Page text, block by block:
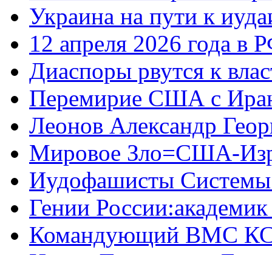
Украина на пути к
12 апреля 2026 года в
Диаспоры рвутся к
Перемирие США с
Леонов Александр
Мировое Зло=США-
Иудофашисты
Гении
Командующий ВМС